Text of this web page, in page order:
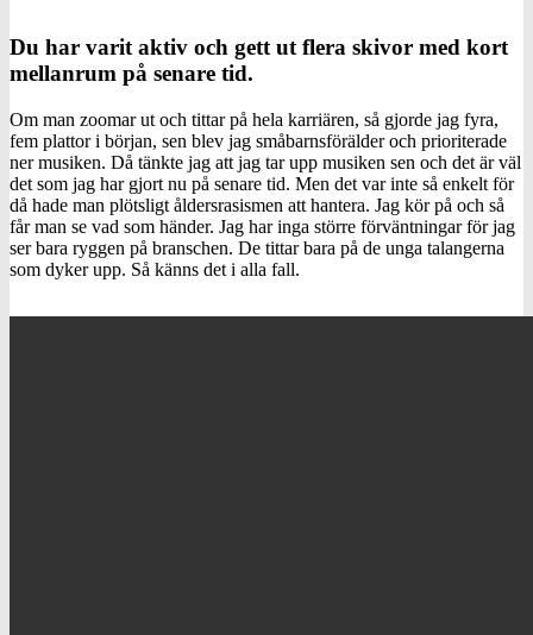
Du har varit aktiv och gett ut flera skivor med kort
mellanrum på senare tid.
Om man zoomar ut och tittar på hela karriären, så gjorde jag fyra,
fem plattor i början, sen blev jag småbarnsförälder och prioriterade
ner musiken. Då tänkte jag att jag tar upp musiken sen och det är väl
det som jag har gjort nu på senare tid. Men det var inte så enkelt för
då hade man plötsligt åldersrasismen att hantera. Jag kör på och så
får man se vad som händer. Jag har inga större förväntningar för jag
ser bara ryggen på branschen. De tittar bara på de unga talangerna
som dyker upp. Så känns det i alla fall.